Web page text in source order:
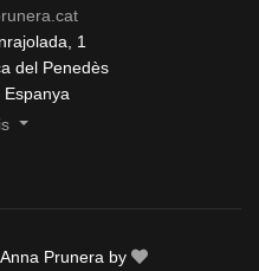
1
del Penedès
Espanya
Prunera by